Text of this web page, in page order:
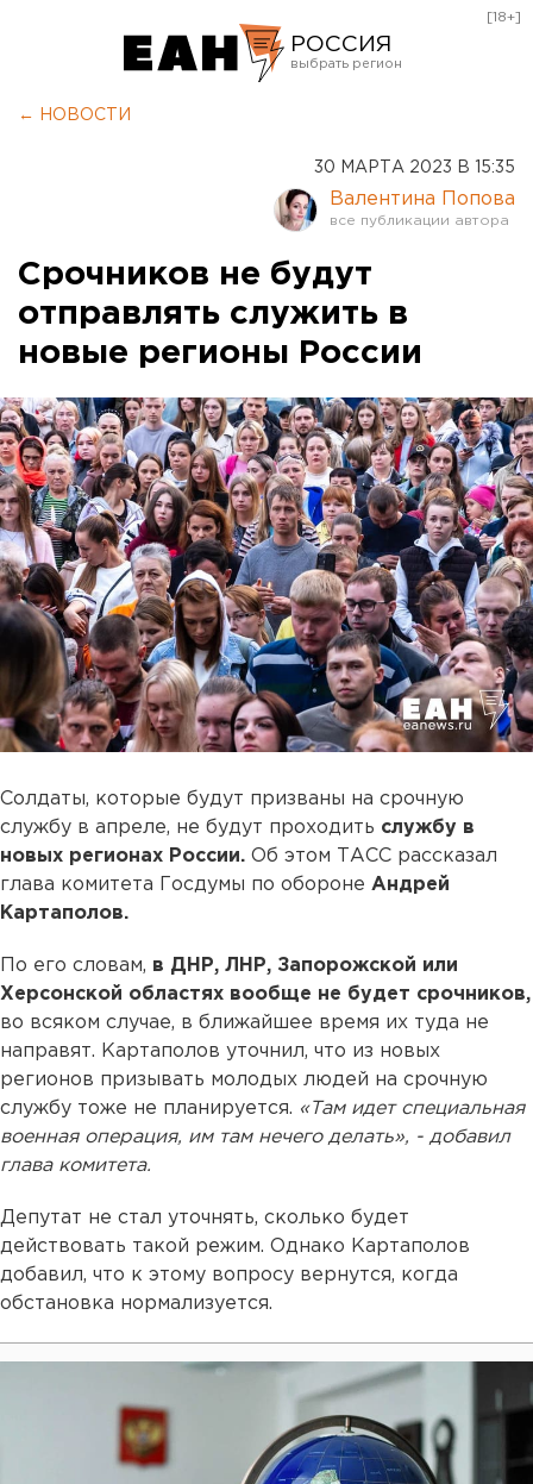
РОССИЯ
Курган
Оренбург
[18+]
← НОВОСТИ
30 МАРТА 2023 В 15:35
Валентина Попова
Срочников не будут
отправлять служить в
новые регионы России
Солдаты, которые будут призваны на срочную
службу в апреле, не будут проходить службу в
новых регионах России. Об этом ТАСС рассказал
глава комитета Госдумы по обороне Андрей
Картаполов.
По его словам, в ДНР, ЛНР, Запорожской или
Херсонской областях вообще не будет срочников,
во всяком случае, в ближайшее время их туда не
направят. Картаполов уточнил, что из новых
регионов призывать молодых людей на срочную
службу тоже не планируется. «Там идет специальная
военная операция, им там нечего делать», - добавил
глава комитета.
Депутат не стал уточнять, сколько будет
действовать такой режим. Однако Картаполов
добавил, что к этому вопросу вернутся, когда
обстановка нормализуется.